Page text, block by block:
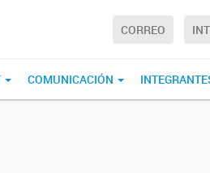
CORREO
COMUNICACIÓN